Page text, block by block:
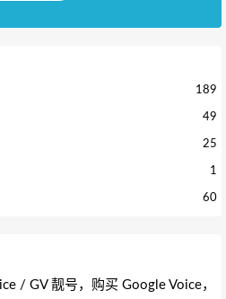
189
49
25
1
60
/ GV 靓号，购买 Google Voice，